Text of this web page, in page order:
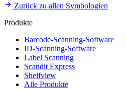
Zurück zu allen Symbologien
Produkte
Barcode-Scanning-Software
ID-Scanning-Software
Label Scanning
Scandit Express
Shelfview
Alle Produkte